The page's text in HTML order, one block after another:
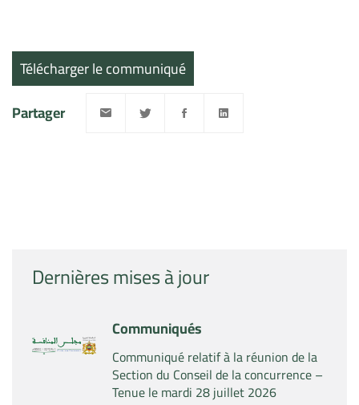
Dernières mises à jour
Communiqués
Communiqué relatif à la réunion de la
Section du Conseil de la concurrence –
Tenue le mardi 28 juillet 2026
Télécharger le communiqué
Partager